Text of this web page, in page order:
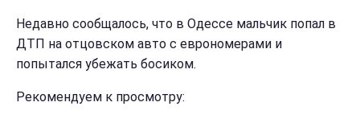
Недавно сообщалось, что в Одессе мальчик попал в
ДТП на отцовском авто с еврономерами и
попытался убежать босиком.
Рекомендуем к просмотру: